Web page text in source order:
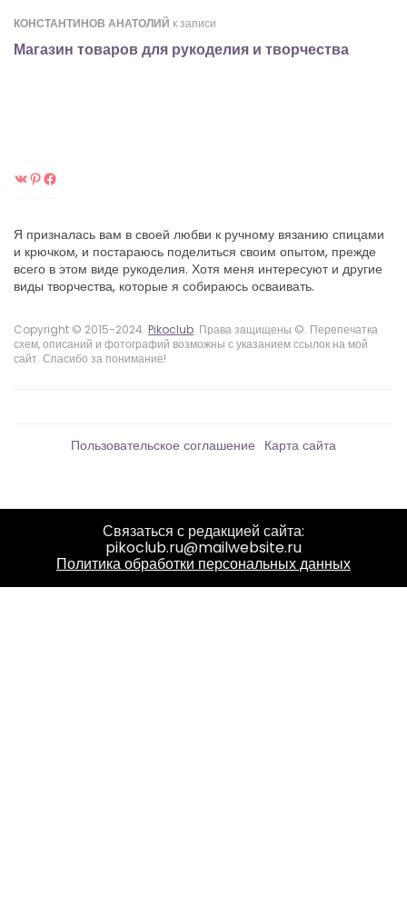
КОНСТАНТИНОВ АНАТОЛИЙ к записи
Магазин товаров для рукоделия и творчества
ВКонтакте
Pinterest
Я призналась вам в своей любви к ручному вязанию спицами
и крючком, и постараюсь поделиться своим опытом, прежде
всего в этом виде рукоделия. Хотя меня интересуют и другие
виды творчества, которые я собираюсь осваивать.
Copyright © 2015-2024. Pikoclub. Права защищены ©. Перепечатка
схем, описаний и фотографий возможны с указанием ссылок на мой
сайт. Спасибо за понимание!
Пользовательское соглашение Карта сайта
Связаться с редакцией сайта:
pikoclub.ru@mailwebsite.ru
Политика обработки персональных данных